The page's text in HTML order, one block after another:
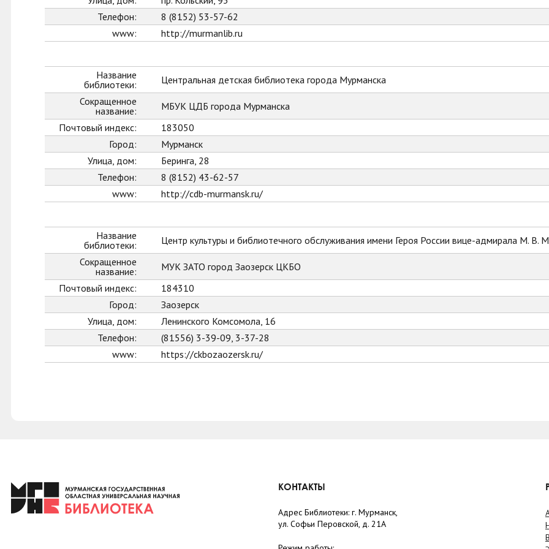
Телефон:
8 (8152) 53-57-62
www:
http://murmanlib.ru
Название
библиотеки:
Центральная детская библиотека города Мурманска
Сокращенное
название:
МБУК ЦДБ города Мурманска
Почтовый индекс:
183050
Город:
Мурманск
Улица, дом:
Беринга, 28
Телефон:
8 (8152) 43-62-57
www:
http://cdb-murmansk.ru/
Название
библиотеки:
Центр культуры и библиотечного обслуживания имени Героя России вице-адмирала М. В.
Сокращенное
название:
МУК ЗАТО город Заозерск ЦКБО
Почтовый индекс:
184310
Город:
Заозерск
Улица, дом:
Ленинского Комсомола, 16
Телефон:
(81556) 3-39-09, 3-37-28
www:
https://ckbozaozersk.ru/
КОНТАКТЫ
Адрес Библиотеки: г. Мурманск,
ул. Софьи Перовской, д. 21А